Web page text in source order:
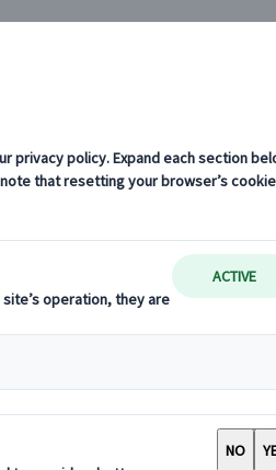
料金・空席カレンダー・お申込み
ファド・ディナーショー「ファ